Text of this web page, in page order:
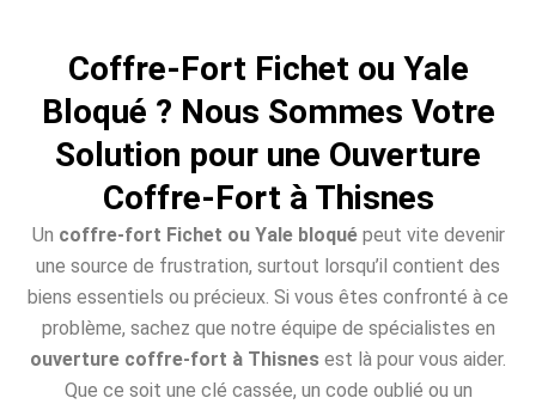
Coffre-Fort Fichet ou Yale
Bloqué ? Nous Sommes Votre
Solution pour une Ouverture
Coffre-Fort à Thisnes
Un coffre-fort Fichet ou Yale bloquépeut vite devenir
une source de frustration, surtout lorsqu’il contient des
biens essentiels ou précieux. Si vous êtes confronté à ce
problème, sachez que notre équipe de spécialistes en
ouverture coffre-fort à Thisnes est là pour vous aider.
Que ce soit une clé cassée, un code oublié ou un